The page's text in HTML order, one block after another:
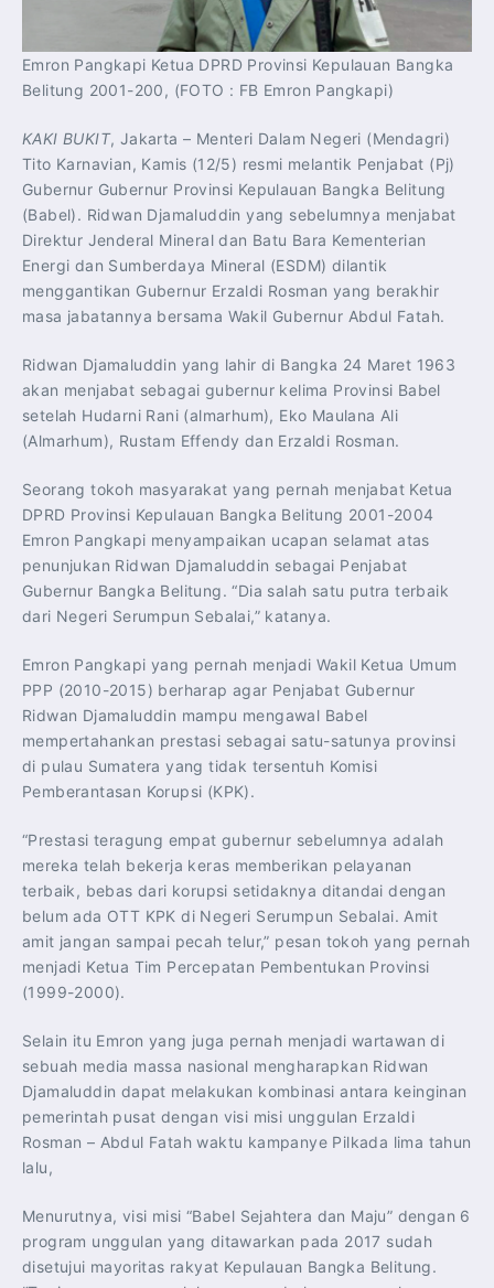
Emron Pangkapi Ketua DPRD Provinsi Kepulauan Bangka
Belitung 2001-200, (FOTO : FB Emron Pangkapi)
KAKI BUKIT, Jakarta – Menteri Dalam Negeri (Mendagri)
Tito Karnavian, Kamis (12/5) resmi melantik Penjabat (Pj)
Gubernur Gubernur Provinsi Kepulauan Bangka Belitung
(Babel). Ridwan Djamaluddin yang sebelumnya menjabat
Direktur Jenderal Mineral dan Batu Bara Kementerian
Energi dan Sumberdaya Mineral (ESDM) dilantik
menggantikan Gubernur Erzaldi Rosman yang berakhir
masa jabatannya bersama Wakil Gubernur Abdul Fatah.
Ridwan Djamaluddin yang lahir di Bangka 24 Maret 1963
akan menjabat sebagai gubernur kelima Provinsi Babel
setelah Hudarni Rani (almarhum), Eko Maulana Ali
(Almarhum), Rustam Effendy dan Erzaldi Rosman.
Seorang tokoh masyarakat yang pernah menjabat Ketua
DPRD Provinsi Kepulauan Bangka Belitung 2001-2004
Emron Pangkapi menyampaikan ucapan selamat atas
penunjukan Ridwan Djamaluddin sebagai Penjabat
Gubernur Bangka Belitung. “Dia salah satu putra terbaik
dari Negeri Serumpun Sebalai,” katanya.
Emron Pangkapi yang pernah menjadi Wakil Ketua Umum
PPP (2010-2015) berharap agar Penjabat Gubernur
Ridwan Djamaluddin mampu mengawal Babel
mempertahankan prestasi sebagai satu-satunya provinsi
di pulau Sumatera yang tidak tersentuh Komisi
Pemberantasan Korupsi (KPK).
“Prestasi teragung empat gubernur sebelumnya adalah
mereka telah bekerja keras memberikan pelayanan
terbaik, bebas dari korupsi setidaknya ditandai dengan
belum ada OTT KPK di Negeri Serumpun Sebalai. Amit
amit jangan sampai pecah telur,” pesan tokoh yang pernah
menjadi Ketua Tim Percepatan Pembentukan Provinsi
(1999-2000).
Selain itu Emron yang juga pernah menjadi wartawan di
sebuah media massa nasional mengharapkan Ridwan
Djamaluddin dapat melakukan kombinasi antara keinginan
pemerintah pusat dengan visi misi unggulan Erzaldi
Rosman – Abdul Fatah waktu kampanye Pilkada lima tahun
lalu,
Menurutnya, visi misi “Babel Sejahtera dan Maju” dengan 6
program unggulan yang ditawarkan pada 2017 sudah
disetujui mayoritas rakyat Kepulauan Bangka Belitung.